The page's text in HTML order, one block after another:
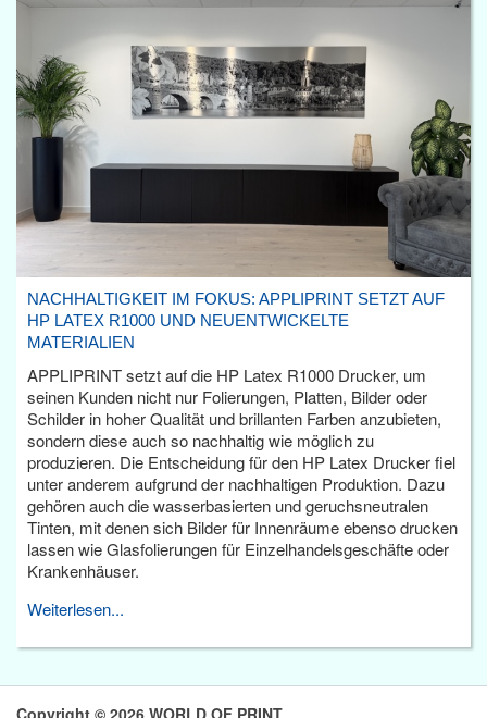
NACHHALTIGKEIT IM FOKUS: APPLIPRINT SETZT AUF
HP LATEX R1000 UND NEUENTWICKELTE
MATERIALIEN
APPLIPRINT setzt auf die HP Latex R1000 Drucker, um
seinen Kunden nicht nur Folierungen, Platten, Bilder oder
Schilder in hoher Qualität und brillanten Farben anzubieten,
sondern diese auch so nachhaltig wie möglich zu
produzieren. Die Entscheidung für den HP Latex Drucker fiel
unter anderem aufgrund der nachhaltigen Produktion. Dazu
gehören auch die wasserbasierten und geruchsneutralen
Tinten, mit denen sich Bilder für Innenräume ebenso drucken
lassen wie Glasfolierungen für Einzelhandelsgeschäfte oder
Krankenhäuser.
Weiterlesen...